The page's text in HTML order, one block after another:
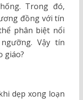
Trong đó,
đồng với tín
phân biệt nổi
Vậy tín
giáo?
dẹp xong loạn